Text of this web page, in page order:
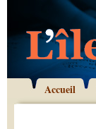
Accueil